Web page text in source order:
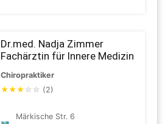
Dr.med. Nadja Zimmer
Fachärztin für Innere Medizin
Chiropraktiker
★★★ ☆ ☆ (2)
Märkische Str. 6